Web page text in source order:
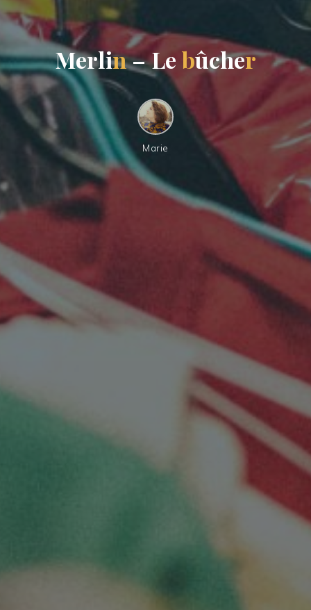
Merlin–Le bûcher
Marie